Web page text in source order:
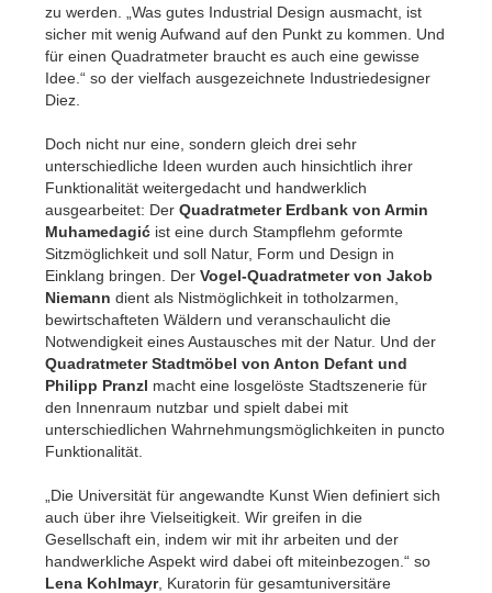
zu werden. „Was gutes Industrial Design ausmacht, ist
sicher mit wenig Aufwand auf den Punkt zu kommen. Und
für einen Quadratmeter braucht es auch eine gewisse
Idee.“ so der vielfach ausgezeichnete Industriedesigner
Diez.
Doch nicht nur eine, sondern gleich drei sehr
unterschiedliche Ideen wurden auch hinsichtlich ihrer
Funktionalität weitergedacht und handwerklich
ausgearbeitet: Der Quadratmeter Erdbank von Armin
Muhamedagić ist eine durch Stampflehm geformte
Sitzmöglichkeit und soll Natur, Form und Design in
Einklang bringen. Der Vogel-Quadratmeter von Jakob
Niemann dient als Nistmöglichkeit in totholzarmen,
bewirtschafteten Wäldern und veranschaulicht die
Notwendigkeit eines Austausches mit der Natur. Und der
Quadratmeter Stadtmöbel von Anton Defant und
Philipp Pranzl macht eine losgelöste Stadtszenerie für
den Innenraum nutzbar und spielt dabei mit
unterschiedlichen Wahrnehmungsmöglichkeiten in puncto
Funktionalität.
„Die Universität für angewandte Kunst Wien definiert sich
auch über ihre Vielseitigkeit. Wir greifen in die
Gesellschaft ein, indem wir mit ihr arbeiten und der
handwerkliche Aspekt wird dabei oft miteinbezogen.“ so
Lena Kohlmayr, Kuratorin für gesamtuniversitäre